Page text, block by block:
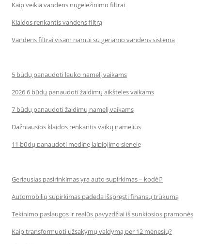
Kaip veikia vandens nugeležinimo filtrai
Klaidos renkantis vandens filtrą
Vandens filtrai visam namui su geriamo vandens sistema
5 būdų panaudoti lauko namelį vaikams
2026 6 būdų panaudoti žaidimų aikšteles vaikams
7 būdų panaudoti žaidimų namelį vaikams
Dažniausios klaidos renkantis vaikų namelius
11 būdų panaudoti medinę laipiojimo sienelę
Geriausias pasirinkimas yra auto supirkimas – kodėl?
Automobilių supirkimas padeda išspręsti finansų trūkumą
Tekinimo paslaugos ir realūs pavyzdžiai iš sunkiosios pramonės
Kaip transformuoti užsakymų valdymą per 12 mėnesių?